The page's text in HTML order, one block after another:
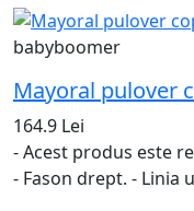
babyboomer
Mayoral pulover
164.9 Lei
- Acest produs este
- Fason drept. - Linia